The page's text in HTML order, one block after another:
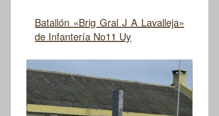
Batallón «Brig Gral J A Lavalleja»
de Infantería No11 Uy